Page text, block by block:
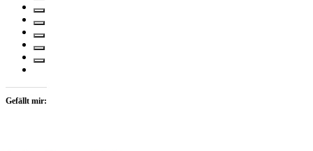
Gefällt mir: